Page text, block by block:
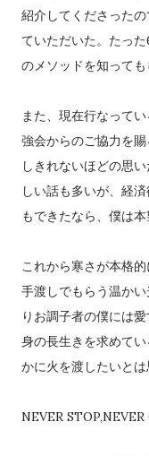
紹介してくださった
ていただいた。たっ
のメソッドを知っても
また、現在行なって
強会からのご協力を
しきれないほどの思
しい話も多いが、経
もできたなら、僕は本
これから寒さが本格
手渡しでもらう温か
りお調子者の僕には
身の長生きを求めて
かに火を渡したいとは
NEVER